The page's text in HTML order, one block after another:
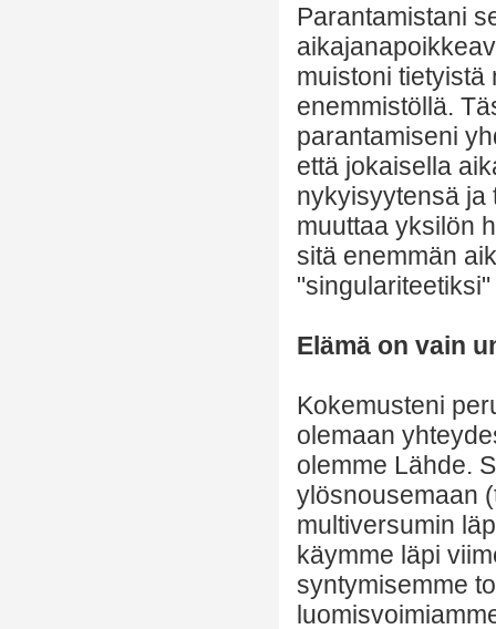
Parantamistani
muistoni tietyistä
enemmistöllä.
parantamiseni
että jokaisella
nykyisyytensä ja
muuttaa yksilön
sitä enemmän
Elämä on vain
Kokemusteni
olemaan
olemme Lähde.
ylösnousemaan
multiversumin
käymme läpi
syntymisemme